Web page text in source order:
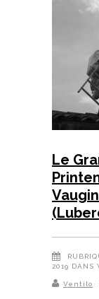
Le
2019 DANS
Ventilo